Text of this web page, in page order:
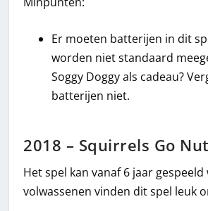
Er moeten batterijen in dit
worden niet standaard
Soggy Doggy als cadeau?
batterijen niet.
2018 – Squirrels Go
Het spel kan vanaf 6 jaar
volwassenen vinden dit spel leuk